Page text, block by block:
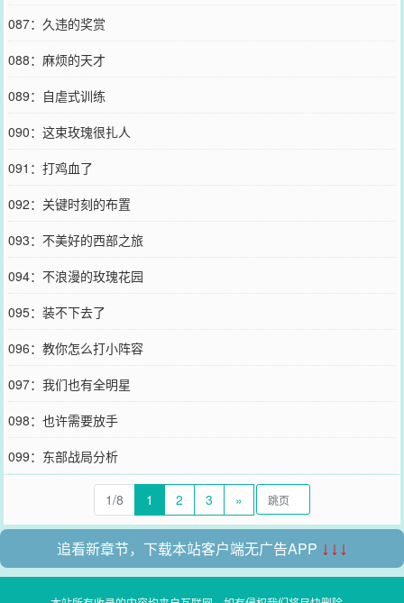
087：久违的奖赏
088：麻烦的天才
089：自虐式训练
090：这束玫瑰很扎人
091：打鸡血了
092：关键时刻的布置
093：不美好的西部之旅
094：不浪漫的玫瑰花园
095：装不下去了
096：教你怎么打小阵容
097：我们也有全明星
098：也许需要放手
099：东部战局分析
1/8 1 2 3 »
追看新章节，下载本站客户端无广告APP ↓↓↓